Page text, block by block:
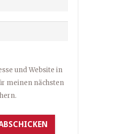
und Website in
meinen nächsten